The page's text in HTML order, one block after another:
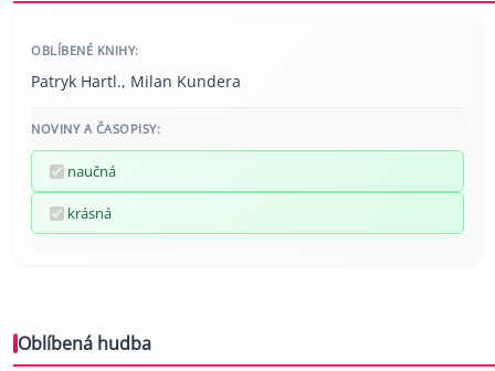
OBLÍBENÉ KNIHY:
Patryk Hartl., Milan Kundera
NOVINY A ČASOPISY:
naučná
krásná
Oblíbená hudba